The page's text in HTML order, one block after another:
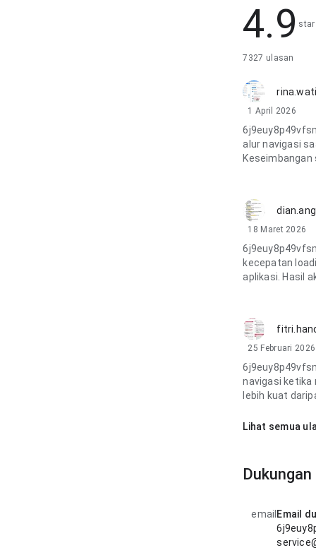
4.9 star
7327 ulasan
1 April 2026
alur navigasi
18 Maret 2026
kecepatan
aplikasi. Hasil
25 Februari 2026
navigasi ketika
lebih kuat
Lihat semua
email Email